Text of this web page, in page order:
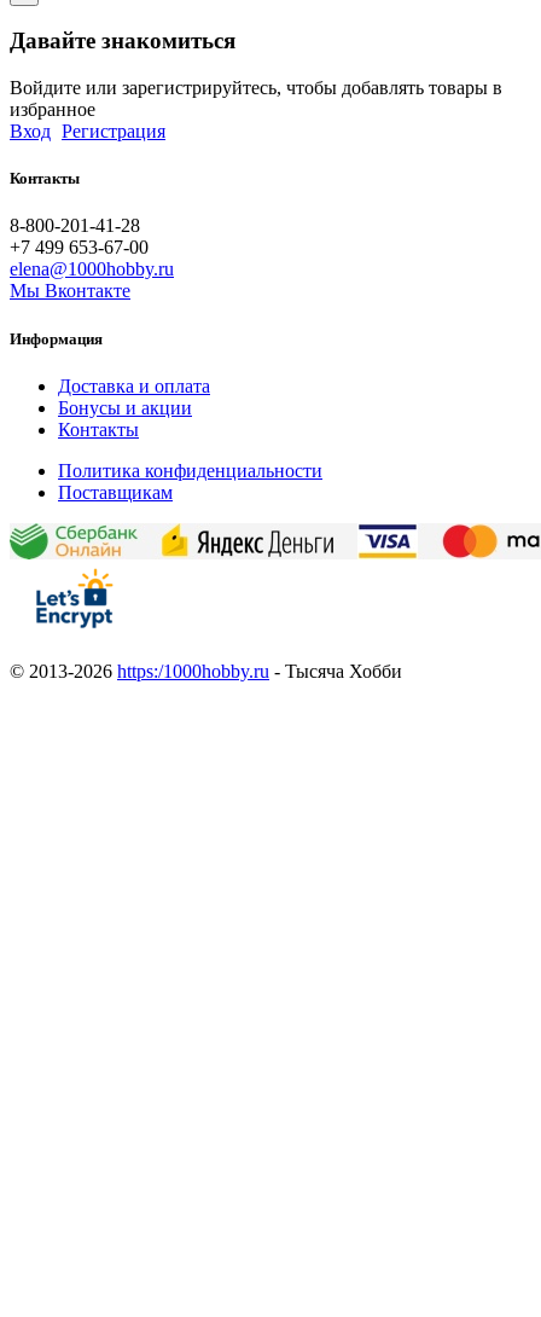
Давайте знакомиться
Войдите или зарегистрируйтесь, чтобы добавлять товары в
избранное
Вход Регистрация
Контакты
8-800-201-41-28
+7 499 653-67-00
elena@1000hobby.ru
Мы Вконтакте
Информация
Доставка и оплата
Бонусы и акции
Контакты
Политика конфиденциальности
Поставщикам
© 2013-2026 https:/1000hobby.ru - Тысяча Хобби